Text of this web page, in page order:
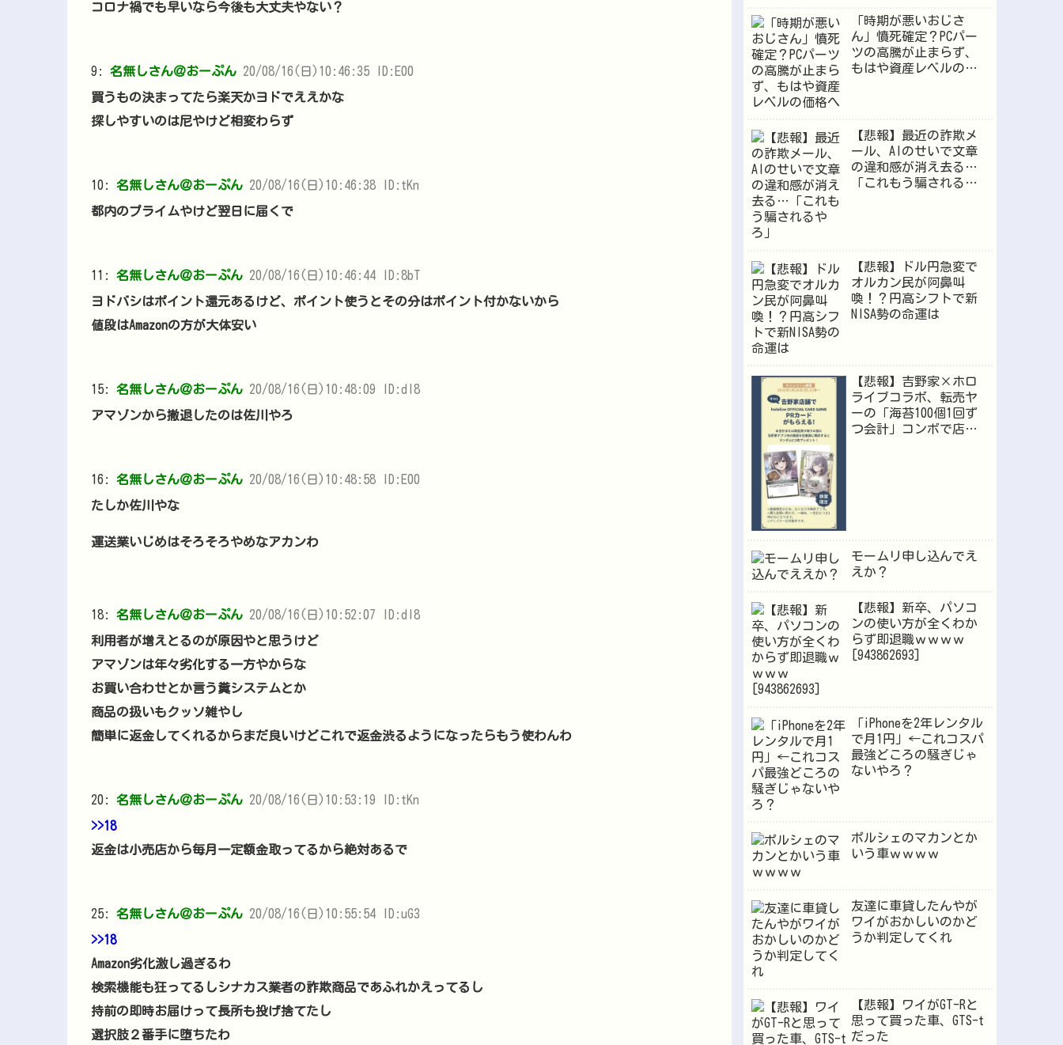
コロナ禍でも早いなら今後も大丈夫やない？
9: 名無しさん＠おーぷん 20/08/16(日)10:46:35 ID:E00
買うもの決まってたら楽天かヨドでええかな
探しやすいのは尼やけど相変わらず
10: 名無しさん＠おーぷん 20/08/16(日)10:46:38 ID:tKn
都内のプライムやけど翌日に届くで
11: 名無しさん＠おーぷん 20/08/16(日)10:46:44 ID:8bT
ヨドバシはポイント還元あるけど、ポイント使うとその分はポイント付かないから
値段はAmazonの方が大体安い
15: 名無しさん＠おーぷん 20/08/16(日)10:48:09 ID:dl8
アマゾンから撤退したのは佐川やろ
16: 名無しさん＠おーぷん 20/08/16(日)10:48:58 ID:E00
たしか佐川やな
運送業いじめはそろそろやめなアカンわ
18: 名無しさん＠おーぷん 20/08/16(日)10:52:07 ID:dl8
利用者が増えとるのが原因やと思うけど
アマゾンは年々劣化する一方やからな
お買い合わせとか言う糞システムとか
商品の扱いもクッソ雑やし
簡単に返金してくれるからまだ良いけどこれで返金渋るようになったらもう使わんわ
20: 名無しさん＠おーぷん 20/08/16(日)10:53:19 ID:tKn
>>18
返金は小売店から毎月一定額金取ってるから絶対あるで
25: 名無しさん＠おーぷん 20/08/16(日)10:55:54 ID:uG3
>>18
Amazon劣化激し過ぎるわ
検索機能も狂ってるしシナカス業者の詐欺商品であふれかえってるし
持前の即時お届けって長所も投げ捨てたし
選択肢２番手に堕ちたわ
「時期が悪いおじさ
ん」憤死確定？PCパー
ツの高騰が止まらず、
もはや資産レベルの価
【悲報】最近の詐欺メ
ール、AIのせいで文章
の違和感が消え去る…
「これもう騙されるや
【悲報】ドル円急変で
オルカン民が阿鼻叫
喚！？円高シフトで新
NISA勢の命運は
【悲報】吉野家×ホロ
ライブコラボ、転売ヤ
ーの「海苔100個1回ず
つ会計」コンボで店員
モームリ申し込んでえ
えか？
【悲報】新卒、パソコ
ンの使い方が全くわか
らず即退職ｗｗｗｗ
[943862693]
「iPhoneを2年レンタル
で月1円」←これコスパ
最強どころの騒ぎじゃ
ないやろ？
ポルシェのマカンとか
いう車ｗｗｗｗ
友達に車貸したんやが
ワイがおかしいのかど
うか判定してくれ
【悲報】ワイがGT-Rと
思って買った車、GTS-t
だった